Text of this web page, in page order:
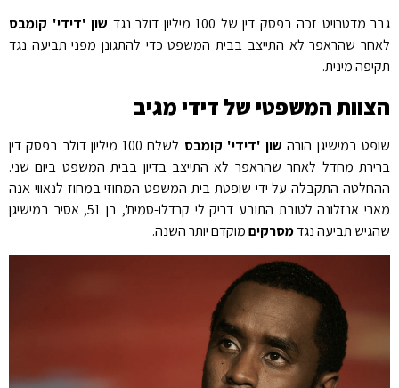
גבר מדטרויט זכה בפסק דין של 100 מיליון דולר נגד
שון 'דידי' קומבס
לאחר שהראפר לא התייצב בבית המשפט כדי להתגונן מפני תביעה נגד
תקיפה מינית.
הצוות המשפטי של דידי מגיב
שופט במישיגן הורה שון 'דידי' קומבס
לשלם 100 מיליון דולר בפסק דין
ברירת מחדל לאחר שהראפר לא התייצב בדיון בבית המשפט ביום שני.
ההחלטה התקבלה על ידי שופטת בית המשפט המחוזי במחוז לנאווי אנה
מארי אנזלונה לטובת התובע דריק לי קרדלו-סמית', בן 51, אסיר במישיגן
שהגיש תביעה נגדמסרקיםמוקדם יותר השנה.